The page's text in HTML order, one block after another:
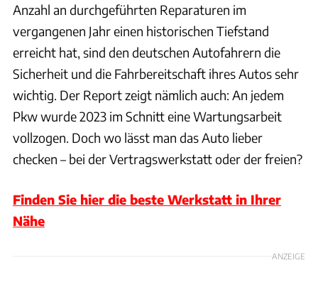
Anzahl an durchgeführten Reparaturen im
vergangenen Jahr einen historischen Tiefstand
erreicht hat, sind den deutschen Autofahrern die
Sicherheit und die Fahrbereitschaft ihres Autos sehr
wichtig. Der Report zeigt nämlich auch: An jedem
Pkw wurde 2023 im Schnitt eine Wartungsarbeit
vollzogen. Doch wo lässt man das Auto lieber
checken – bei der Vertragswerkstatt oder der freien?
Finden Sie hier die beste Werkstatt in Ihrer
Nähe
ANZEIGE